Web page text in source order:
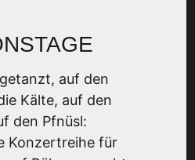
auf den
Kälte, auf den
den Pfnüsl:
Konzertreihe für